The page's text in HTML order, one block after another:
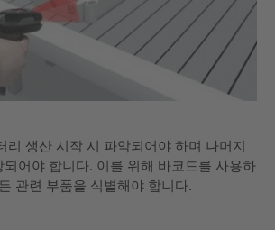
리 생산 시작 시 파악되어야 하며 나머지
되어야 합니다. 이를 위해 바코드를 사용하
관련 부품을 식별해야 합니다.